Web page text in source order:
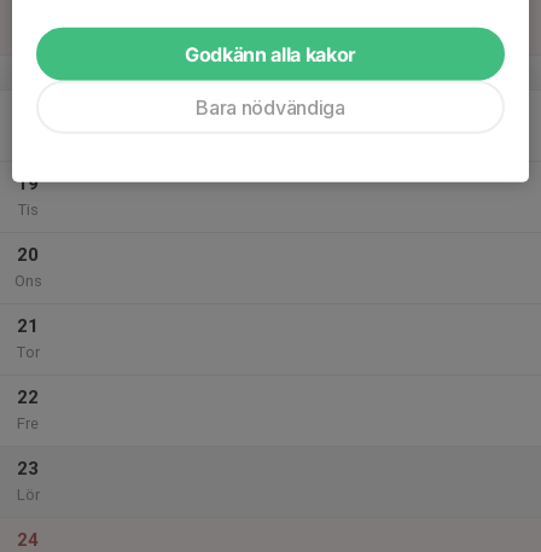
19
Tis
20
Ons
21
Tor
22
Fre
23
Lör
24
Godkänn alla kakor
Bara nödvändiga